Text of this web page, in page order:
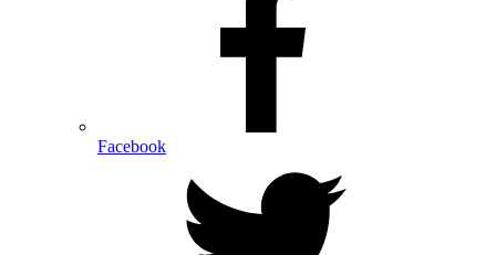
Facebook